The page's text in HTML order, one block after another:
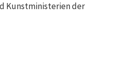
Kunstministerien der